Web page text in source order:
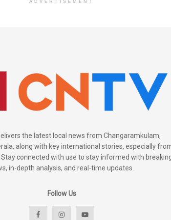
ADVERTISEMENT
the latest local news from Changaramkulam,
along with key international stories, especially
Stay connected with use to stay informed with
in-depth analysis, and real-time updates.
Follow Us